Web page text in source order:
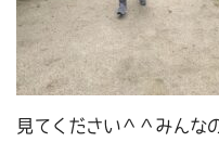
見てください＾＾みんな